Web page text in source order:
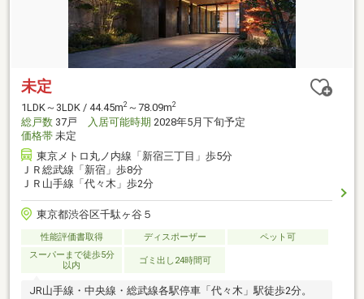
未定
1LDK～3LDK / 44.45m2 ～78.09m2
総戸数 37戸 入居可能時期 2028年5月下旬予定
価格帯 未定
東京メトロ丸ノ内線「新宿三丁目」歩5分
ＪＲ総武線「新宿」歩8分
ＪＲ山手線「代々木」歩2分
東京都渋谷区千駄ヶ谷５
性能評価書取得 ディスポーザー
ペット可
スーパーまで徒歩5分
以内
ゴミ出し24時間可
JR山手線・中央線・総武線各駅停車「代々木」駅徒歩2分。